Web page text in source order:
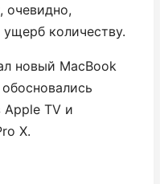
очевидно,
количеству.
новый MacBook
Apple TV и
X.